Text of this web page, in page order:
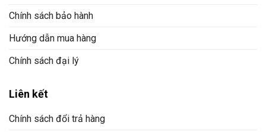
Chính sách bảo hành
Hướng dẫn mua hàng
Chính sách đại lý
Liên kết
Chính sách đổi trả hàng